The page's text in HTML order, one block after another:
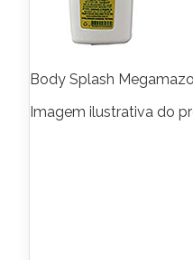
Body Splash
Imagem ilustrativa do